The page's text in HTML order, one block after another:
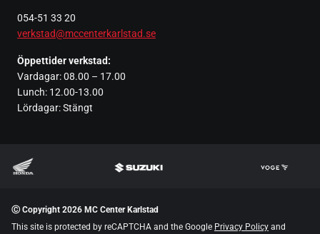
054-51 33 20
verkstad@mccenterkarlstad.se
Öppettider verkstad:
Vardagar: 08.00 – 17.00
Lunch: 12.00-13.00
Lördagar: Stängt
Ⓒ Copyright 2026 MC Center Karlstad
This site is protected by reCAPTCHA and the Google Privacy Policy and